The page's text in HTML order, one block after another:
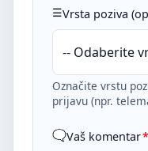
Vrsta poziva
Označite vrstu
prijavu (npr.
Vaš komentar*